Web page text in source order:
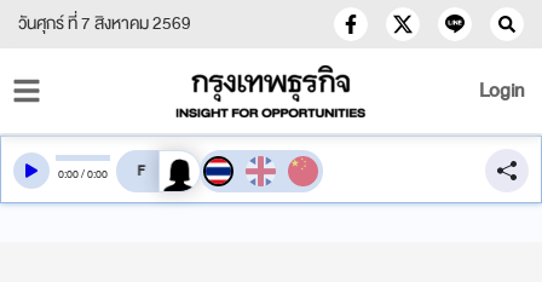
วันศุกร์ ที่ 7 สิงหาคม 2569
Login
0:00/0:00 สลับเสียงอ่าน